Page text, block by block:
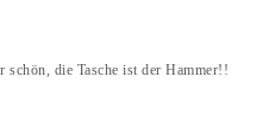
schön, die Tasche ist der Hammer!!